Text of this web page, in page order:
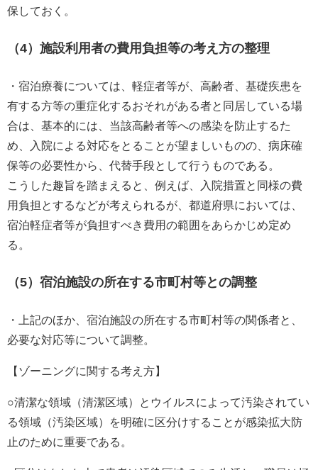
保しておく。
（4）施設利用者の費用負担等の考え方の整理
・宿泊療養については、軽症者等が、高齢者、基礎疾患を
有する方等の重症化するおそれがある者と同居している場
合は、基本的には、当該高齢者等への感染を防止するた
め、入院による対応をとることが望ましいものの、病床確
保等の必要性から、代替手段として行うものである。
こうした趣旨を踏まえると、例えば、入院措置と同様の費
用負担とするなどが考えられるが、都道府県においては、
宿泊軽症者等が負担すべき費用の範囲をあらかじめ定め
る。
（5）宿泊施設の所在する市町村等との調整
・上記のほか、宿泊施設の所在する市町村等の関係者と、
必要な対応等について調整。
【ゾーニングに関する考え方】
○清潔な領域（清潔区域）とウイルスによって汚染されてい
る領域（汚染区域）を明確に区分けすることが感染拡大防
止のために重要である。